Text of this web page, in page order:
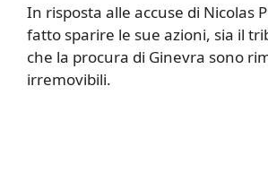
In risposta alle accuse di Nicolas
fatto sparire le sue azioni, sia il
che la procura di Ginevra sono
irremovibili.